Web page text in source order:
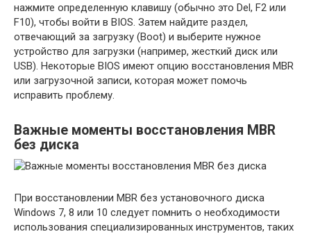
нажмите определенную клавишу (обычно это Del, F2 или
F10), чтобы войти в BIOS. Затем найдите раздел,
отвечающий за загрузку (Boot) и выберите нужное
устройство для загрузки (например, жесткий диск или
USB). Некоторые BIOS имеют опцию восстановления MBR
или загрузочной записи, которая может помочь
исправить проблему.
Важные моменты восстановления MBR
без диска
При восстановлении MBR без установочного диска
Windows 7, 8 или 10 следует помнить о необходимости
использования специализированных инструментов, таких